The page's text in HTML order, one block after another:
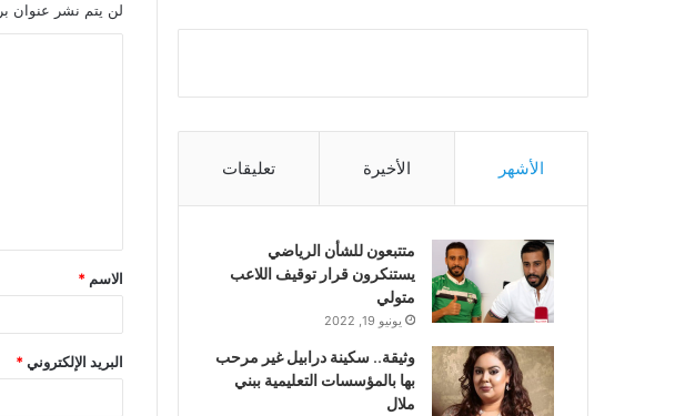
لن يتم نشر عنوان
ق
*
الاسم *
البريد الإلكتروني*
الأشهر الأخيرة تعليقات
متتبعون للشأن الرياضي
يستنكرون قرار توقيف اللاعب
متولي
يونيو 19, 2022
وثيقة.. سكينة درابيل غير مرحب
بها بالمؤسسات التعليمية ببني
ملال